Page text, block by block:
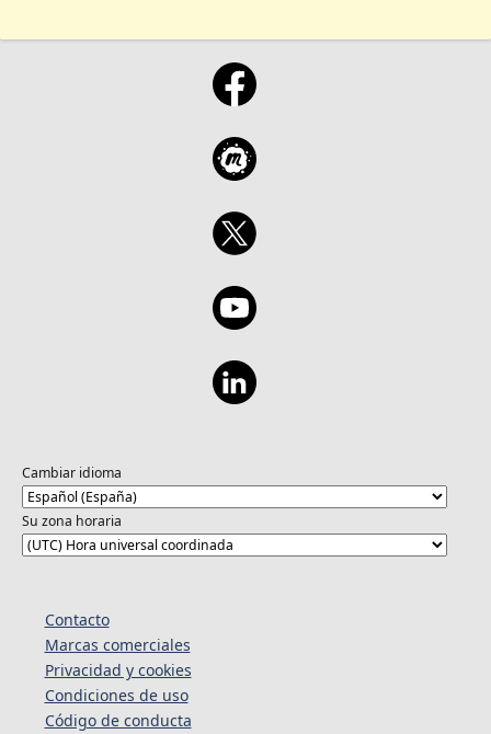
Cambiar idioma
Su zona horaria
Contacto
Marcas comerciales
Privacidad y cookies
Condiciones de uso
Código de conducta